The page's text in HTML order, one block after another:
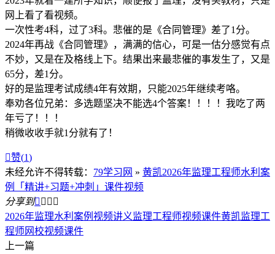
网上看了看视频。
一次性考4科，过了3科。悲催的是《合同管理》差了1分。
2024年再战《合同管理》，满满的信心，可是一估分感觉有点
不妙，又是在及格线上下。结果出来最悲催的事发生了，又是
65分，差1分。
好的是监理考试成绩4年有效期，只能2025年继续考咯。
奉劝各位兄弟：多选题坚决不能选4个答案！！！！我吃了两
年亏了！！！
稍微收收手就1分就有了！
赞(1)
未经允许不得转载： 79学习网 » 黄凯2026年监理工程师水利案
例「精讲+习题+冲刺」课件视频
分享到   
2026年监理水利案例视频讲义 监理工程师视频课件黄凯监理工
程师网校视频课件
上一篇